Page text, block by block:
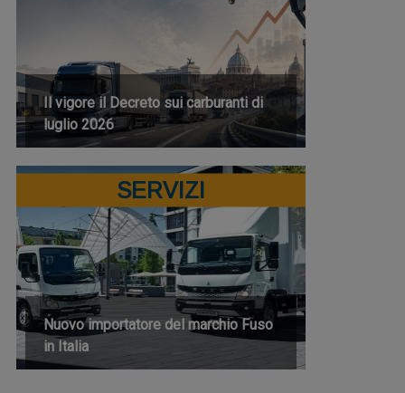
Il vigore il Decreto sui carburanti di
luglio 2026
SERVIZI
Nuovo importatore del marchio Fuso
in Italia